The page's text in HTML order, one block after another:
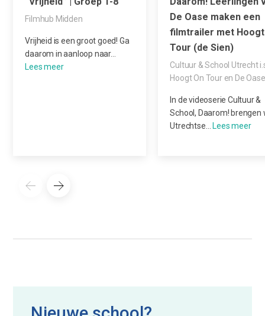
Filmhub Midden
Vrijheid is een groot goed! Ga
daarom in aanloop naar…
De Oase maken een
filmtrailer met
Tour (de Sien)
Cultuur & School Utrecht
Hoogt On Tour en De Oase
In de videoserie Cultuur &
School, Daarom! brengen
Utrechtse…